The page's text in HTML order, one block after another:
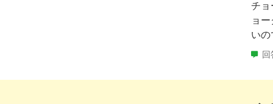
チョ
ョ
いの